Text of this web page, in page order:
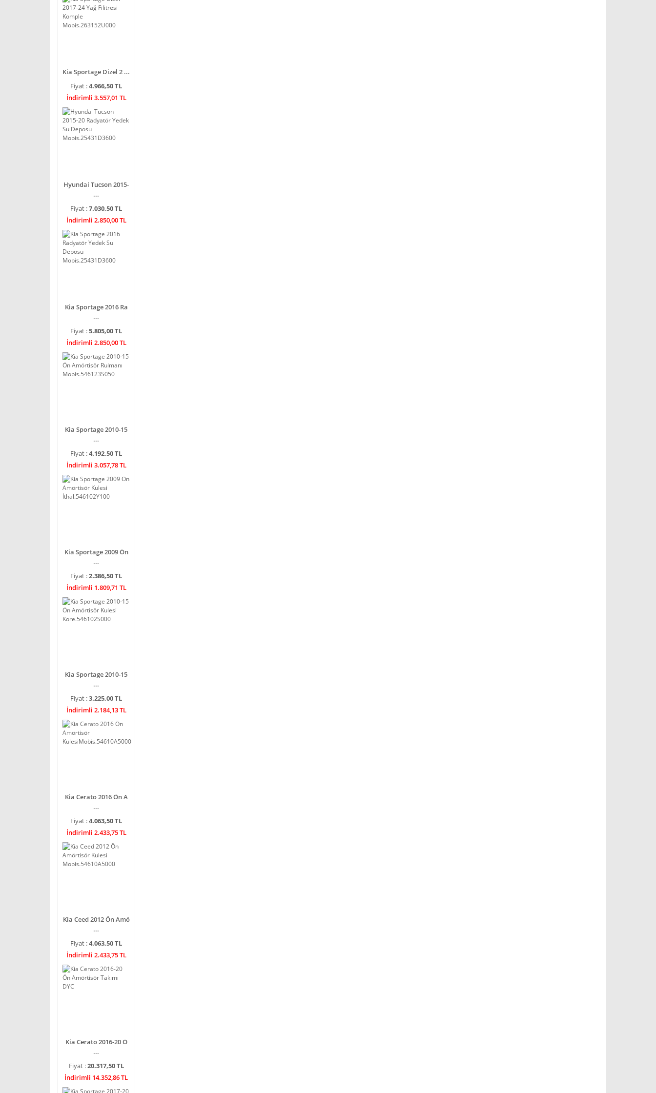
Kia Sportage Dizel 2 ...
Fiyat :4.966,50 TL
İndirimli 3.557,01 TL
Hyundai Tucson 2015-
...
Fiyat :7.030,50 TL
İndirimli 2.850,00 TL
Kia Sportage 2016 Ra
...
Fiyat :5.805,00 TL
İndirimli 2.850,00 TL
Kia Sportage 2010-15
...
Fiyat :4.192,50 TL
İndirimli 3.057,78 TL
Kia Sportage 2009 Ön
...
Fiyat :2.386,50 TL
İndirimli 1.809,71 TL
Kia Sportage 2010-15
...
Fiyat :3.225,00 TL
İndirimli 2.184,13 TL
Kia Cerato 2016 Ön A
...
Fiyat :4.063,50 TL
İndirimli 2.433,75 TL
Kia Ceed 2012 Ön Amö
...
Fiyat :4.063,50 TL
İndirimli 2.433,75 TL
Kia Cerato 2016-20 Ö
...
Fiyat :20.317,50 TL
İndirimli 14.352,86 TL